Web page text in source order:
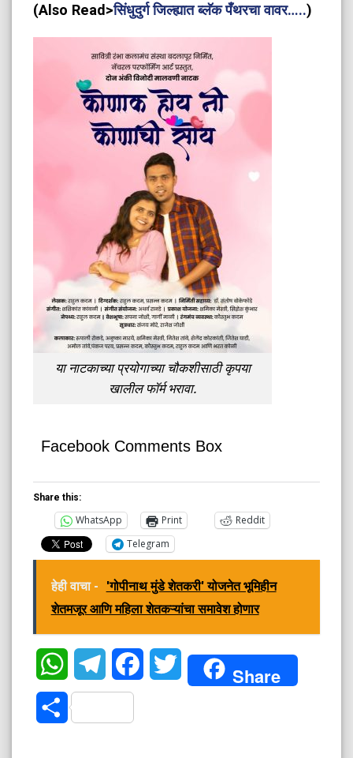
(Also Read>सिंधुदुर्ग जिल्ह्यात ब्लॅक पँथरचा वावर…..)
या नाटकाच्या प्रयोगाच्या चौकशीसाठी कृपया
खालील फॉर्म भरावा.
Facebook Comments Box
Share this:
WhatsApp Print
Reddit
Telegram
हेही वाचा -
'गोपीनाथ मुंडे शेतकरी' योजनेत भूमिहीन
शेतमजूर आणि महिला शेतकऱ्यांचा समावेश होणार
WhatsAppTelegramFacebookTwitter Share
Share